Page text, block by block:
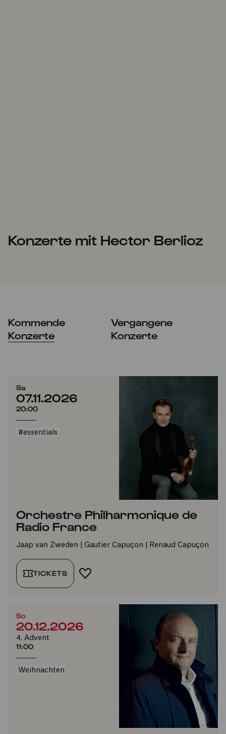
Konzerte mit Hector Berlioz
Kommende
Konzerte
Vergangene
Konzerte
Sa
07.11.2026
20:00
#essentials
Orchestre Philharmonique de
Radio France
Jaap van Zweden | Gautier Capuçon | Renaud Capuçon
TICKETS FAVORIT HINZUFÜGEN
So
20.12.2026
4. Advent
11:00
Weihnachten